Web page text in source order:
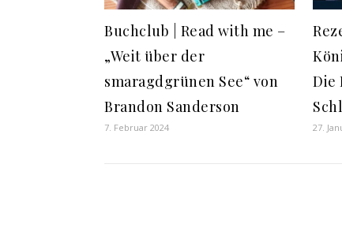
Buchclub | Read with me –
„Weit über der
smaragdgrünen See“ von
Brandon Sanderson
7. Februar 2024
Die
27.